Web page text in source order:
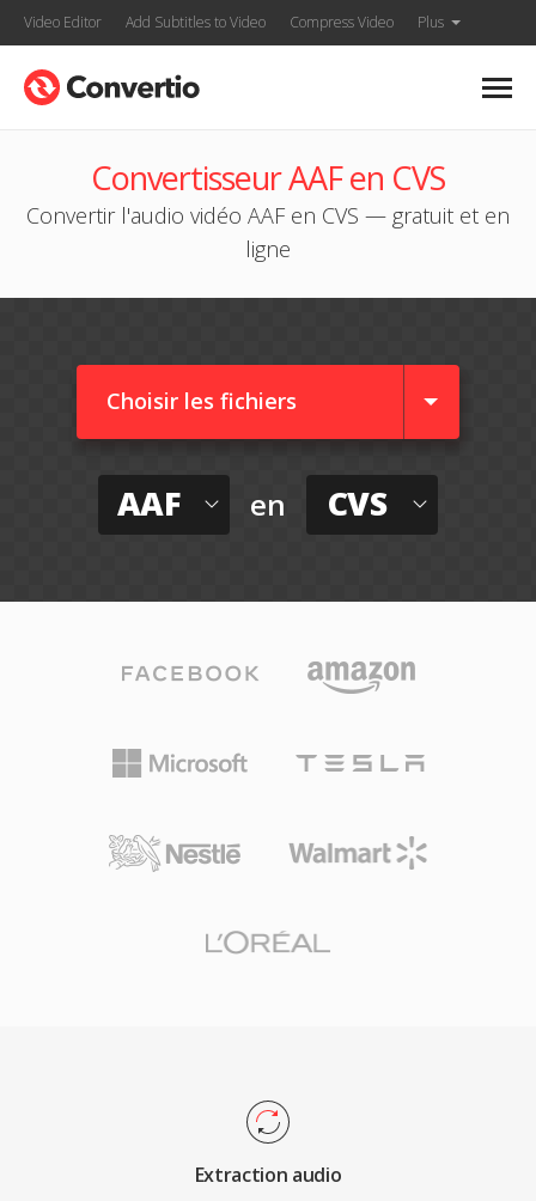
Video Editor Add Subtitles to Video Compress Video Plus
Convertisseur AAF en CVS
Convertir l'audio vidéo AAF en CVS — gratuit et en
ligne
Choisir les fichiers
AAF en CVS
Extraction audio